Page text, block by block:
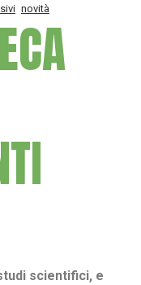
novità
scientifici, e